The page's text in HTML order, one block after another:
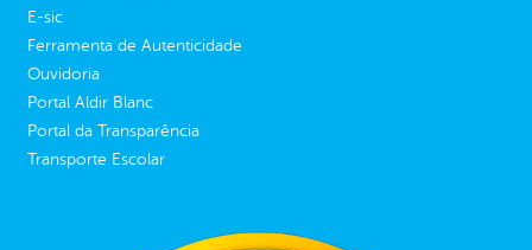
E-sic
Ferramenta de Autenticidade
Ouvidoria
Portal Aldir Blanc
Portal da Transparência
Transporte Escolar